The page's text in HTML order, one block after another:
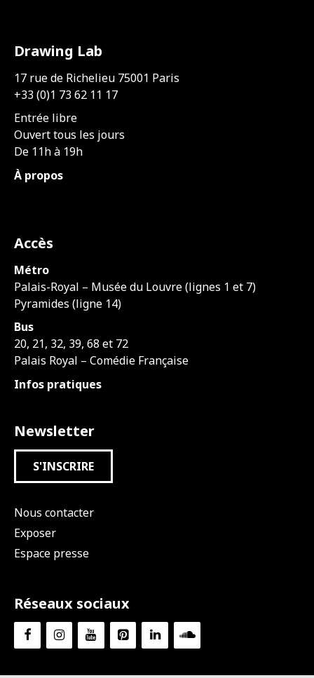
Drawing Lab
17 rue de Richelieu 75001 Paris
+33 (0)1 73 62 11 17
Entrée libre
Ouvert tous les jours
De 11h à 19h
À propos
Accès
Métro
Palais-Royal – Musée du Louvre (lignes 1 et 7)
Pyramides (ligne 14)
Bus
20, 21, 32, 39, 68 et 72
Palais Royal – Comédie Française
Infos pratiques
Newsletter
S'INSCRIRE
Nous contacter
Exposer
Espace presse
Réseaux sociaux